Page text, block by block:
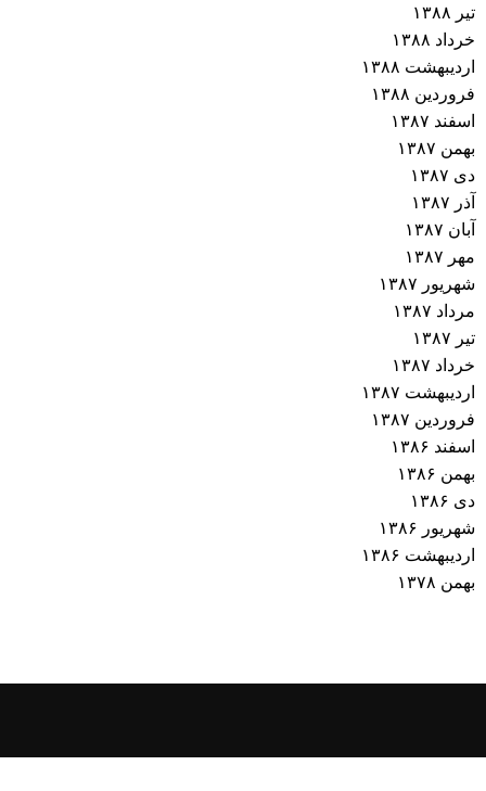
تیر ۱۳۸۸
خرداد ۱۳۸۸
اردیبهشت ۱۳۸۸
فروردین ۱۳۸۸
اسفند ۱۳۸۷
بهمن ۱۳۸۷
دی ۱۳۸۷
آذر ۱۳۸۷
آبان ۱۳۸۷
مهر ۱۳۸۷
شهریور ۱۳۸۷
مرداد ۱۳۸۷
تیر ۱۳۸۷
خرداد ۱۳۸۷
اردیبهشت ۱۳۸۷
فروردین ۱۳۸۷
اسفند ۱۳۸۶
بهمن ۱۳۸۶
دی ۱۳۸۶
شهریور ۱۳۸۶
اردیبهشت ۱۳۸۶
بهمن ۱۳۷۸